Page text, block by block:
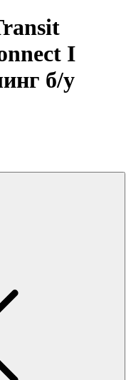
I
б/у